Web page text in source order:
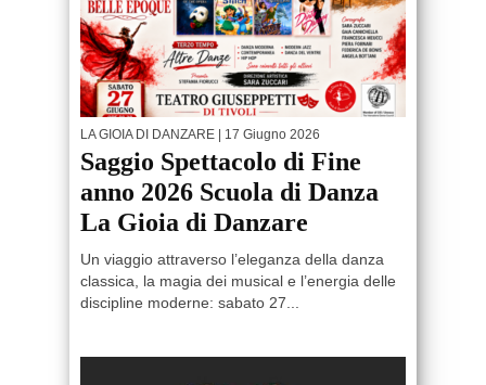
LA GIOIA DI DANZARE | 17 Giugno 2026
Saggio Spettacolo di Fine
anno 2026 Scuola di Danza
La Gioia di Danzare
Un viaggio attraverso l’eleganza della danza
classica, la magia dei musical e l’energia delle
discipline moderne: sabato 27...